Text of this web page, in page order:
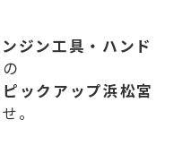
ジン工具・ハンド
の
ックアップ浜松宮
。